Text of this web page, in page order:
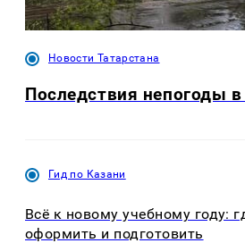
Новости Татарстана
Последствия непогоды в
Гид по Казани
Всё к новому учебному году:
оформить и подготовить